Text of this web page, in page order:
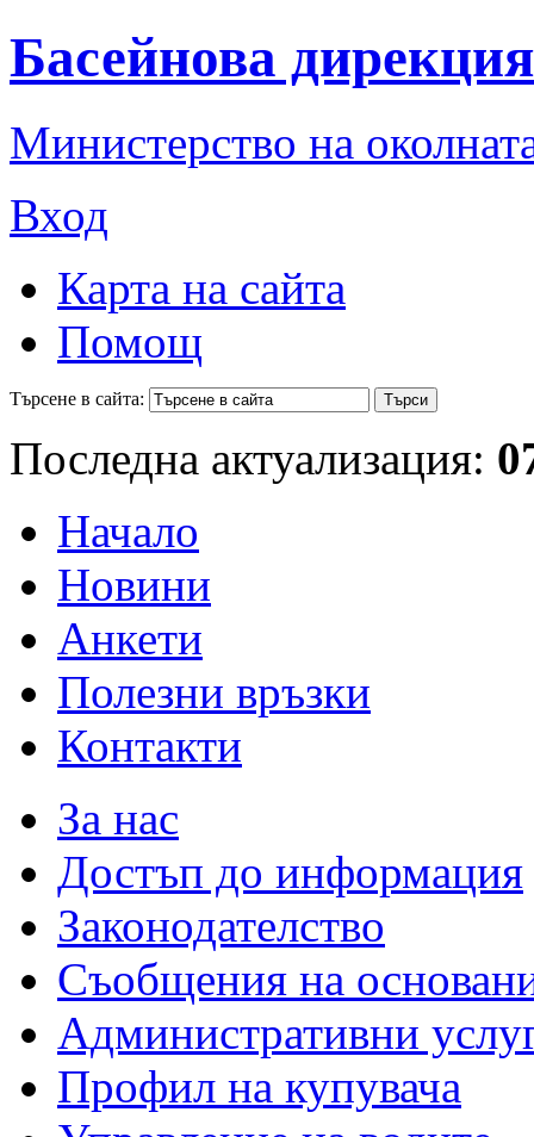
Басейнова
Министерство на
Вход
Карта на сайта
Помощ
Търсене в сайта:
Последна актуализация:
Начало
Новини
Анкети
Полезни връзки
Контакти
За нас
Достъп до информация
Законодателство
Съобщения на
Административни
Профил на купувача